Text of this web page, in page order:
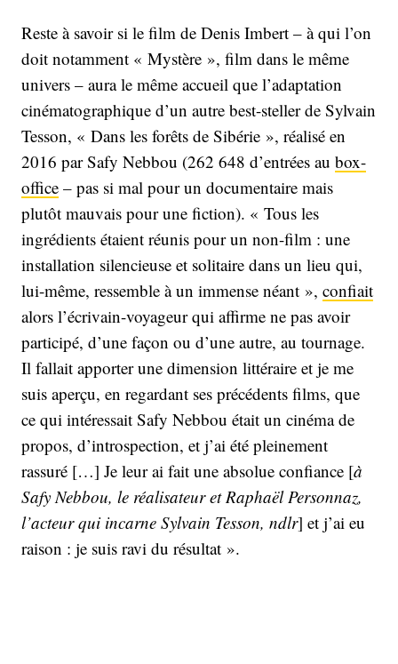
Reste à savoir si le film de Denis Imbert – à qui l’on
doit notamment « Mystère », film dans le même
univers – aura le même accueil que l’adaptation
cinématographique d’un autre best-steller de Sylvain
Tesson, « Dans les forêts de Sibérie », réalisé en
2016 par Safy Nebbou (262 648 d’entrées au box-
office – pas si mal pour un documentaire mais
plutôt mauvais pour une fiction). « Tous les
ingrédients étaient réunis pour un non-film : une
installation silencieuse et solitaire dans un lieu qui,
lui-même, ressemble à un immense néant », confiait
alors l’écrivain-voyageur qui affirme ne pas avoir
participé, d’une façon ou d’une autre, au tournage.
Il fallait apporter une dimension littéraire et je me
suis aperçu, en regardant ses précédents films, que
ce qui intéressait Safy Nebbou était un cinéma de
propos, d’introspection, et j’ai été pleinement
rassuré […] Je leur ai fait une absolue confiance [à
Safy Nebbou, le réalisateur et Raphaël Personnaz,
l’acteur qui incarne Sylvain Tesson, ndlr] et j’ai eu
raison : je suis ravi du résultat ».